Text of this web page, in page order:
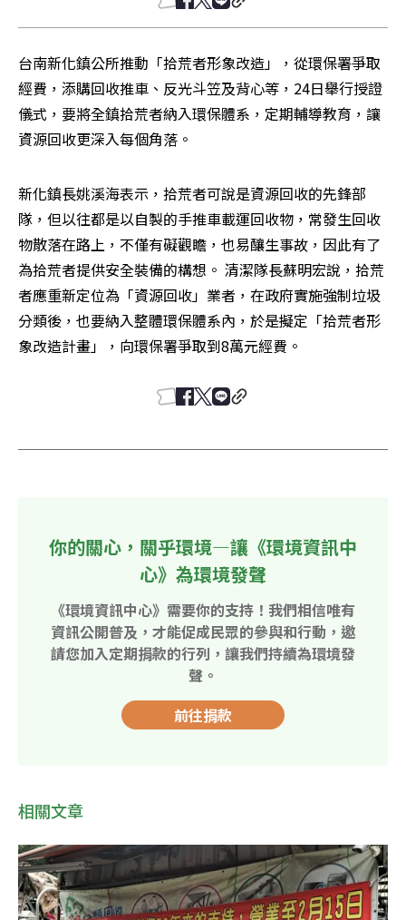
台南新化鎮公所推動「拾荒者形象改造」，從環保署爭取
經費，添購回收推車、反光斗笠及背心等，24日舉行授證
儀式，要將全鎮拾荒者納入環保體系，定期輔導教育，讓
資源回收更深入每個角落。
新化鎮長姚溪海表示，拾荒者可說是資源回收的先鋒部
隊，但以往都是以自製的手推車載運回收物，常發生回收
物散落在路上，不僅有礙觀瞻，也易釀生事故，因此有了
為拾荒者提供安全裝備的構想。 清潔隊長蘇明宏說，拾荒
者應重新定位為「資源回收」業者，在政府實施強制垃圾
分類後，也要納入整體環保體系內，於是擬定「拾荒者形
象改造計畫」，向環保署爭取到8萬元經費。
你的關心，關乎環境—讓《環境資訊中
心》為環境發聲
《環境資訊中心》需要你的支持！我們相信唯有
資訊公開普及，才能促成民眾的參與和行動，邀
請您加入定期捐款的行列，讓我們持續為環境發
聲。
前往捐款
相關文章